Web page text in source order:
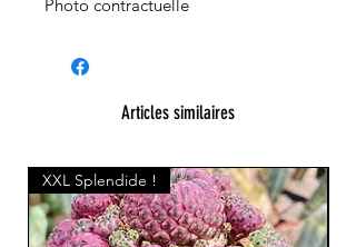
Photo contractuelle
Articles similaires
XXL Splendide !